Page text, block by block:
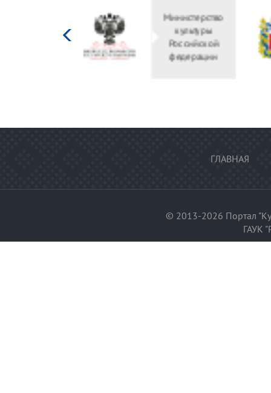
Российской
Правительство
Оренбургской
области
ГЛАВНАЯ
© 2013-2026 Портал
ГАУК